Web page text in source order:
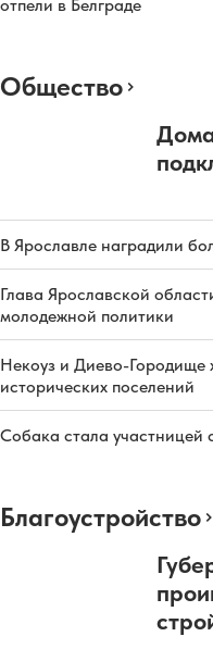
отпели в Белграде
Общество
В Ярославле наградили
Глава Ярославской
молодежной политики
Некоуз и Диево-Городище
исторических поселений
Собака стала участницей
Благоустройство